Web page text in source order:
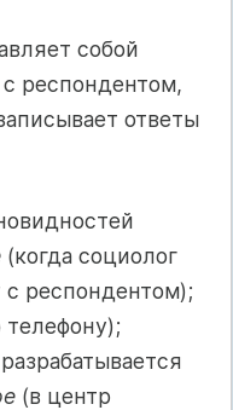
собой
респондентом,
ответы
(когда социолог
с респондентом);
телефону);
(в центр